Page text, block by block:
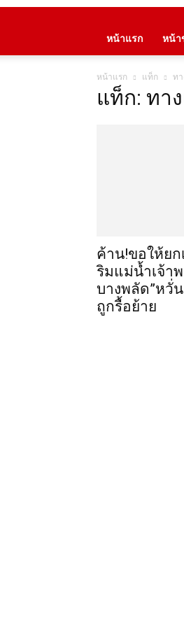
หน้าแรก หน้า
หน้าแรก แท็ก ทา
แท็ก: ทา
ค้าน!ขอให้ยก
ริมแม่น้ำเจ้า
บางพลัด”หวั่
ถูกรื้อย้าย